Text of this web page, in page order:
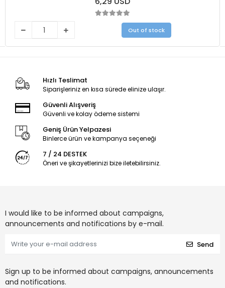
Out of stock
Hızlı Teslimat
Siparişleriniz en kısa sürede elinize ulaşır.
Güvenli Alışveriş
Güvenli ve kolay ödeme sistemi
Geniş Ürün Yelpazesi
Binlerce ürün ve kampanya seçeneği
7 / 24 DESTEK
Öneri ve şikayetlerinizi bize iletebilirsiniz.
I would like to be informed about campaigns,
announcements and notifications by e-mail.
Send
Sign up to be informed about campaigns, announcements
and notifications.